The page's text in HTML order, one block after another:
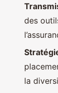
des
la